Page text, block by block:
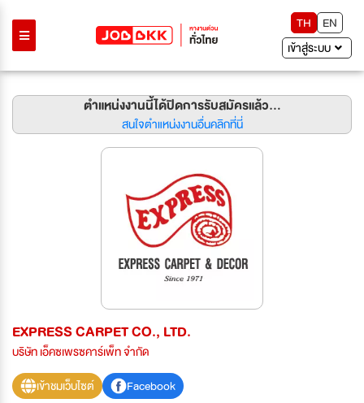
TH
EN
เข้าสู่ระบบ
ตำแหน่งงานนี้ได้ปิดการรับสมัครแล้ว...
สนใจตำแหน่งงานอื่นคลิกที่นี่
EXPRESS CARPET CO., LTD.
บริษัท เอ็คซเพรซคาร์เพ็ท จำกัด
เข้าชมเว็บไซต์
Facebook